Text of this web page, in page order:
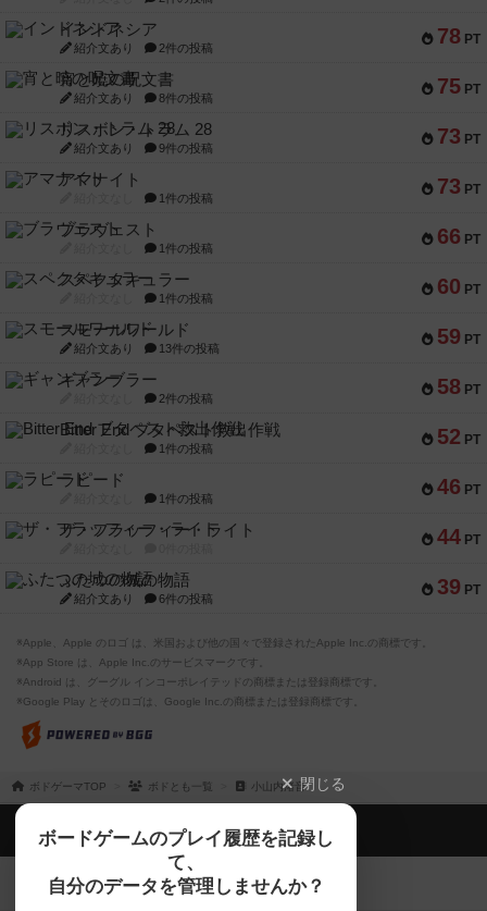
78 PT
インドネシア
紹介文あり 2件の投稿
75 PT
宵と暁の呪文書
紹介文あり 8件の投稿
73 PT
リスボン・トラム 28
紹介文あり 9件の投稿
73 PT
アマナイト
1件の投稿
66 PT
ブラヴェスト
1件の投稿
60 PT
スペクタキュラー
1件の投稿
59 PT
スモールワールド
紹介文あり 13件の投稿
58 PT
ギャンブラー
2件の投稿
52 PT
Bitter End ブタペスト救出作戦
1件の投稿
46 PT
ラピード
1件の投稿
44 PT
ザ・フラッフィー・ライト
39 PT
ふたつの城の物語
紹介文あり 6件の投稿
※Apple、Apple のロゴ は、米国および他の国々で登録されたApple Inc.の商標です。
※App Store は、Apple Inc.のサービスマークです。
※Android は、グーグル インコーポレイテッドの商標または登録商標です。
※Google Play とそのロゴは、Google Inc.の商標または登録商標です。
ボドゲーマTOP ボドとも一覧 小山内渚音閉じる
ボードゲームのプレイ履歴を記録し
て、
自分のデータを管理しませんか？
ボドゲーマTOP
ボードゲームを検索する